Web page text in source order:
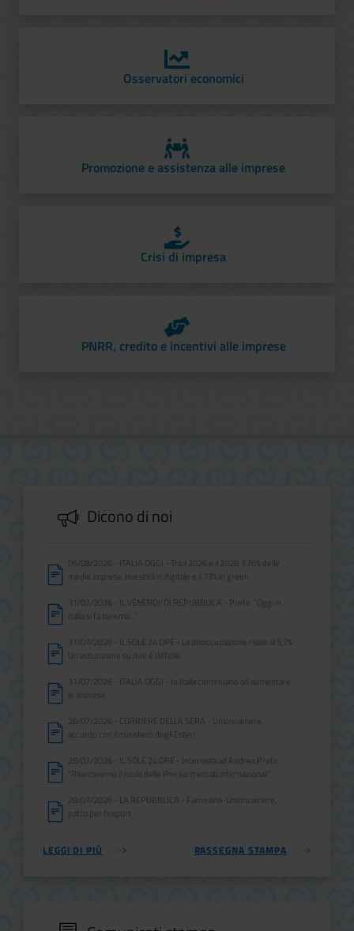
Osservatori economici
Promozione e assistenza alle imprese
Crisi di impresa
PNRR, credito e incentivi alle imprese
Dicono di noi
06/08/2026 - ITALIA OGGI - Tra il 2026 e il 2028, il 76% delle
medie imprese investirà in digitale e il 73% in green
31/07/2026 - IL VENERDI' DI REPUBBLICA - Prete: "Oggi in
Italia si fa turismo..."
31/07/2026 - IL SOLE 24 ORE - La disoccupazione risale al 5,7%
Un'assunzione su due è difficile
31/07/2026 - ITALIA OGGI - In Italia continuano ad aumentare
le imprese
28/07/2026 - CORRIERE DELLA SERA - Unioncamere,
accordo con il ministero degli Esteri
28/07/2026 - IL SOLE 24 ORE - Intervista ad Andrea Prete:
"Rilanceremo il ruolo delle Pmi sui mercati internazionali"
28/07/2026 - LA REPUBBLICA - Farnesina-Unioncamere,
patto per l'export
LEGGI DI PIÙ RASSEGNA STAMPA